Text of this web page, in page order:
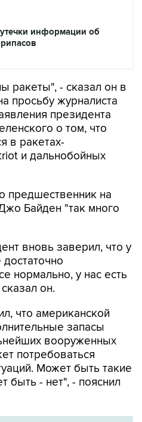
информации об
ракеты", - сказал он в
президента
о том, что
в ракетах-
и дальнобойных
предшественник на
вновь заверил, что у
нормально, у нас есть
он.
что американской
вооруженных
потребоваться
Может быть такие
быть - нет", - пояснил